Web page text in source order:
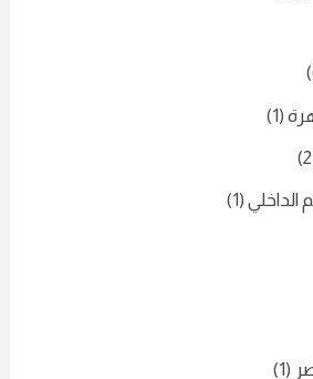
(1)
الداخلي (1)
(1)